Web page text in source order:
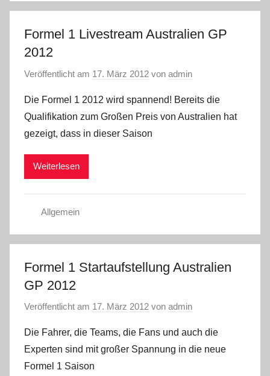
Formel 1 Livestream Australien GP
2012
Veröffentlicht am 17. März 2012 von admin
Die Formel 1 2012 wird spannend! Bereits die
Qualifikation zum Großen Preis von Australien hat
gezeigt, dass in dieser Saison
Weiterlesen
Allgemein
Formel 1 Startaufstellung Australien
GP 2012
Veröffentlicht am 17. März 2012 von admin
Die Fahrer, die Teams, die Fans und auch die
Experten sind mit großer Spannung in die neue
Formel 1 Saison